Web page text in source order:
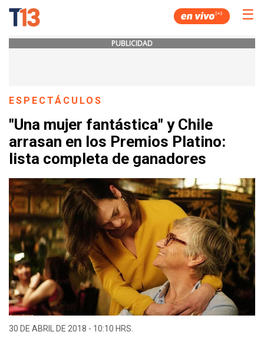
☰
PUBLICIDAD
ESPECTÁCULOS
"Una mujer fantástica" y Chile
arrasan en los Premios Platino:
lista completa de ganadores
30 DE ABRIL DE 2018 - 10:10 HRS.